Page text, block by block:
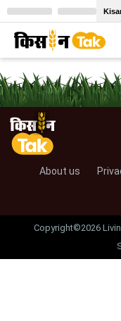
About us
Copyright©2026